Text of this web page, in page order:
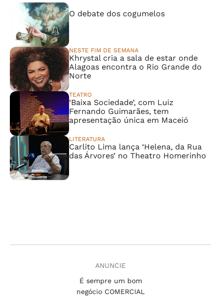
O debate dos cogumelos
NESTE FIM DE SEMANA
Khrystal cria a sala de estar onde
Alagoas encontra o Rio Grande do
Norte
TEATRO
‘Baixa Sociedade’, com Luiz
Fernando Guimarães, tem
apresentação única em Maceió
LITERATURA
Carlito Lima lança ‘Helena, da Rua
das Árvores’ no Theatro Homerinho
ANUNCIE
É sempre um bom
negócio COMERCIAL